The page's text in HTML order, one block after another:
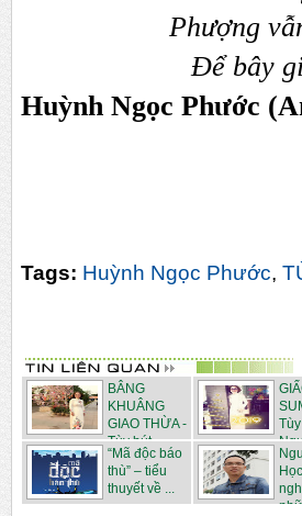
Phượng
Để bây
Huỳnh Ngọc Phước
Tags: Huỳnh Ngọc Phước,
BÂNG
KHUÂNG
GIAO THỪA -
Tùy bút
Ngu...
“Mã độc báo
thù” – tiểu
thuyết về ...